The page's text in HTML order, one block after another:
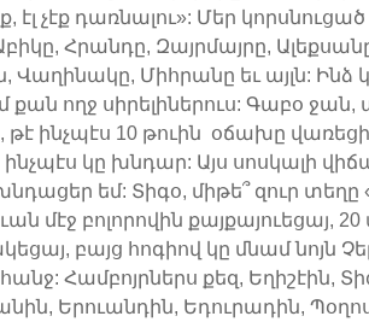
էլ չէք դառնալու»: Մեր
Հրանդը, Զայրմայրը,
Վաղինակը, Միհրանը եւ այլն: Ինձ
քան ողջ սիրելիներուս: Գաբօ ջան,
թէ ինչպէս 10 թուին օճախը
ինչպէս կը խնդար: Այս սոսկալի
եմ: Տիգօ, միթե՞ զուր տեղը
մէջ բոլորովին քայքայուեցայ,
բայց հոգիով կը մնամ նոյն
Համբոյրներս քեզ, Եղիշէին,
Երուանդին, Եդուրադին,